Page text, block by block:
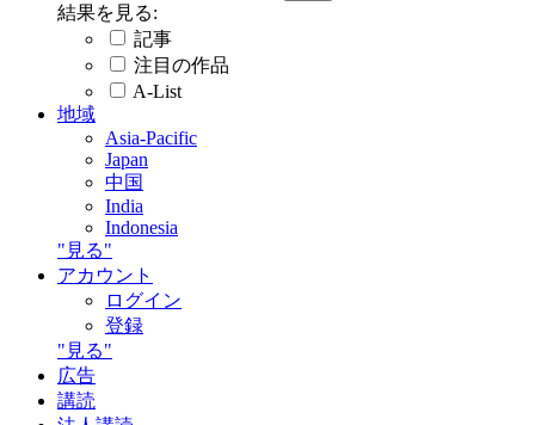
結果を見る:
記事
注目の作品
A-List
地域
Asia-Pacific
Japan
中国
India
Indonesia
"見る"
アカウント
ログイン
登録
"見る"
広告
講読